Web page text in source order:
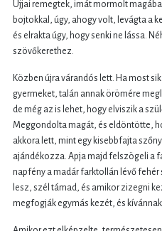
Ujjai remegtek, imát mormolt
bojtokkal, úgy, ahogy volt, levágta a
és elrakta úgy, hogy senki ne lássa.
szövőkerethez.
Közben újra várandós lett. Ha most
gyermeket, talán annak örömére
de még az is lehet, hogy elviszik a
Meggondolta magát, és eldöntötte,
akkora lett, mint egy kisebbfajta
ajándékozza. Apja majd felszögeli a
napfény a madár farktollán lévő
lesz, szél támad, és amikor zizegni
megfogják egymás kezét, és